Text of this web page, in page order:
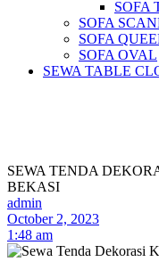
SOFA
SOFA
SOFA
SOFA OVAL
SEWA TABLE
SEWA TENDA
BEKASI
admin
October 2, 2023
1:48 am